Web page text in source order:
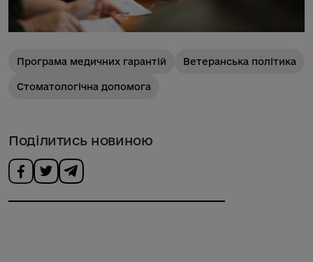
Програма медичних гарантій Ветеранська політика
Стоматологічна допомога
Поділитись новиною